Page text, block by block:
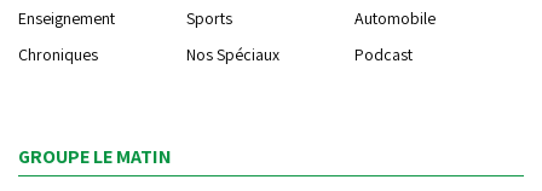
Enseignement
Sports
Automobile
Chroniques
Nos Spéciaux Podcast
GROUPE LE MATIN